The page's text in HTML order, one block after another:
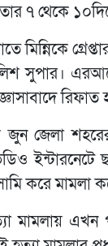
৭ থেকে
মিন্নিকে
সুপার।
রিফাত
জেলা
করে মামলা
মামলায় এখন